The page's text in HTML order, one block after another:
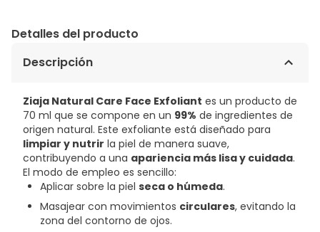
Detalles del producto
Descripción
Ziaja Natural Care Face Exfoliant es un producto de
70 ml que se compone en un 99% de ingredientes de
origen natural. Este exfoliante está diseñado para
limpiar y nutrir la piel de manera suave,
contribuyendo a una apariencia más lisa y cuidada.
El modo de empleo es sencillo:
Aplicar sobre la piel seca o húmeda.
Masajear con movimientos circulares, evitando la
zona del contorno de ojos.